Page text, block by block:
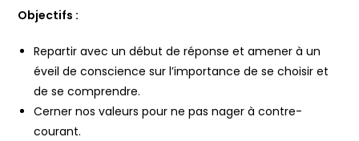
Objectifs :
Repartir avec un début de réponse et amener à un
éveil de conscience sur l’importance de se choisir et
de se comprendre.
Cerner nos valeurs pour ne pas nager à contre-
courant.